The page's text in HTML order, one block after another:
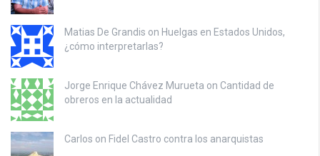
Matias De Grandis on Huelgas en Estados Unidos,
¿cómo interpretarlas?
Jorge Enrique Chávez Murueta on Cantidad de
obreros en la actualidad
Carlos on Fidel Castro contra los anarquistas